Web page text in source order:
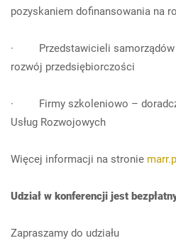
pozyskaniem dofinansowania na
· Przedstawicieli samorządów
rozwój przedsiębiorczości
· Firmy szkoleniowo –
Usług Rozwojowych
Więcej informacji na stronie marr.pl
Udział w konferencji jest
Zapraszamy do udziału